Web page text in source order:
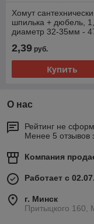
Хомут
шпилька + дюбель, 1,
диаметр 32-35мм -
2,39 руб.
Купить
О нас
Рейтинг не
Менее 5 отзывов
Компания
Работает с
г. Минск
Притыцкого 160,